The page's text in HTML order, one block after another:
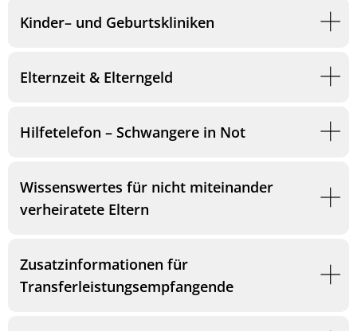
Kinder– und Geburtskliniken
Elternzeit & Elterngeld
Hilfetelefon – Schwangere in Not
Wissenswertes für nicht miteinander
verheiratete Eltern
Zusatzinformationen für
Transferleistungsempfangende